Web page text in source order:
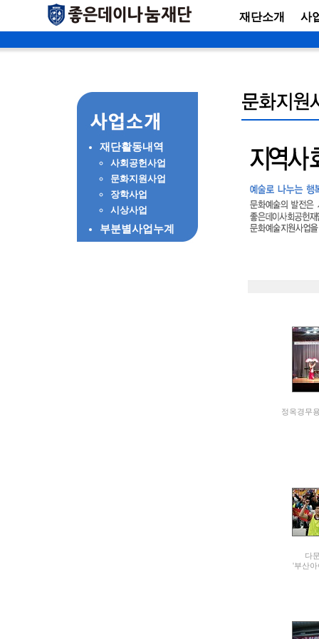
재단소개 사
재단활동내역
사회공헌사업
문화지원사업
장학사업
시상사업
부분별사업누계
정옥경무
다
'부산